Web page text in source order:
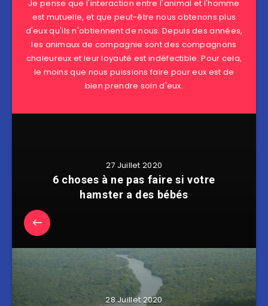
Je pense que l'interaction entre l'animal et l'homme
est mutuelle, et que peut-être nous obtenons plus
d'eux qu'ils n'obtiennent de nous. Depuis des années,
les animaux de compagnie sont des compagnons
chaleureux et leur loyauté est indéfectible. Pour cela,
le moins que nous puissions faire pour eux est de
bien prendre soin d'eux.
27 Juillet 2020
6 choses à ne pas faire si votre
hamster a des bébés
28 Juillet 2020